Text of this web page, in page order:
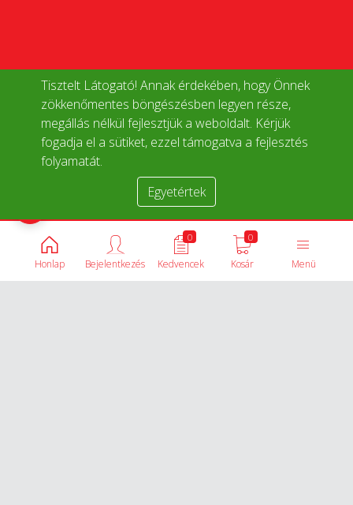
Tisztelt Látogató! Annak érdekében, hogy Önnek
zökkenőmentes böngészésben legyen része,
megállás nélkül fejlesztjük a weboldalt. Kérjük
fogadja el a sütiket, ezzel támogatva a fejlesztés
folyamatát.
Egyetértek
Honlap Menü
0
Kosár
0
Kedvencek
Bejelentkezés
Termékek összehasonlítása